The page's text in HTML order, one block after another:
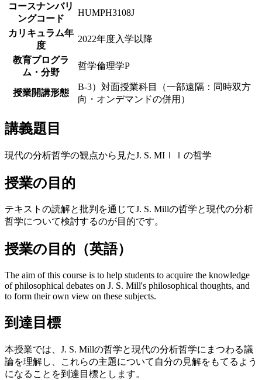
コースナンバリ
ングコード
HUMPH3108J
カリキュラム年
度
2022年度入学以降
教育プログラ
ム・分野
哲学倫理学P
授業開講形態
B-3）対面授業科目（一部遠隔：同時双方
向・オンデマンドの併用）
講義題目
現代の分析哲学の観点から見たJ. S. MIｌｌの哲学
授業の目的
テキストの読解と批判を通じてJ. S. Millの哲学と現代の分析
哲学について検討するのが目的です。
授業の目的（英語）
The aim of this course is to help students to acquire the knowledge
of philosophical debates on J. S. Mill's philosophical thoughts, and
to form their own view on these subjects.
到達目標
本授業では、J. S. Millの哲学と現代の分析哲学にまつわる議
論を理解し、これらの主題について自分の見解をもてるよう
になることを到達目標とします。